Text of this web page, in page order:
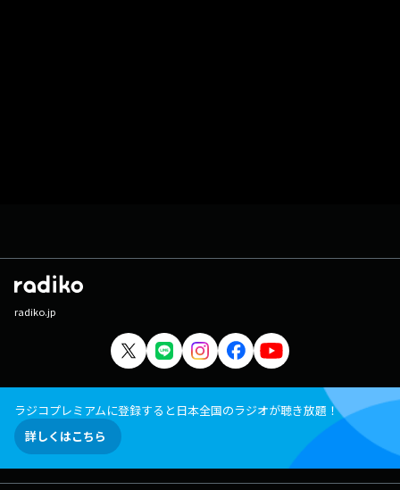
radiko.jp
ラジコプレミアムに登録すると日本全国のラジオが聴き放題！
詳しくはこちら